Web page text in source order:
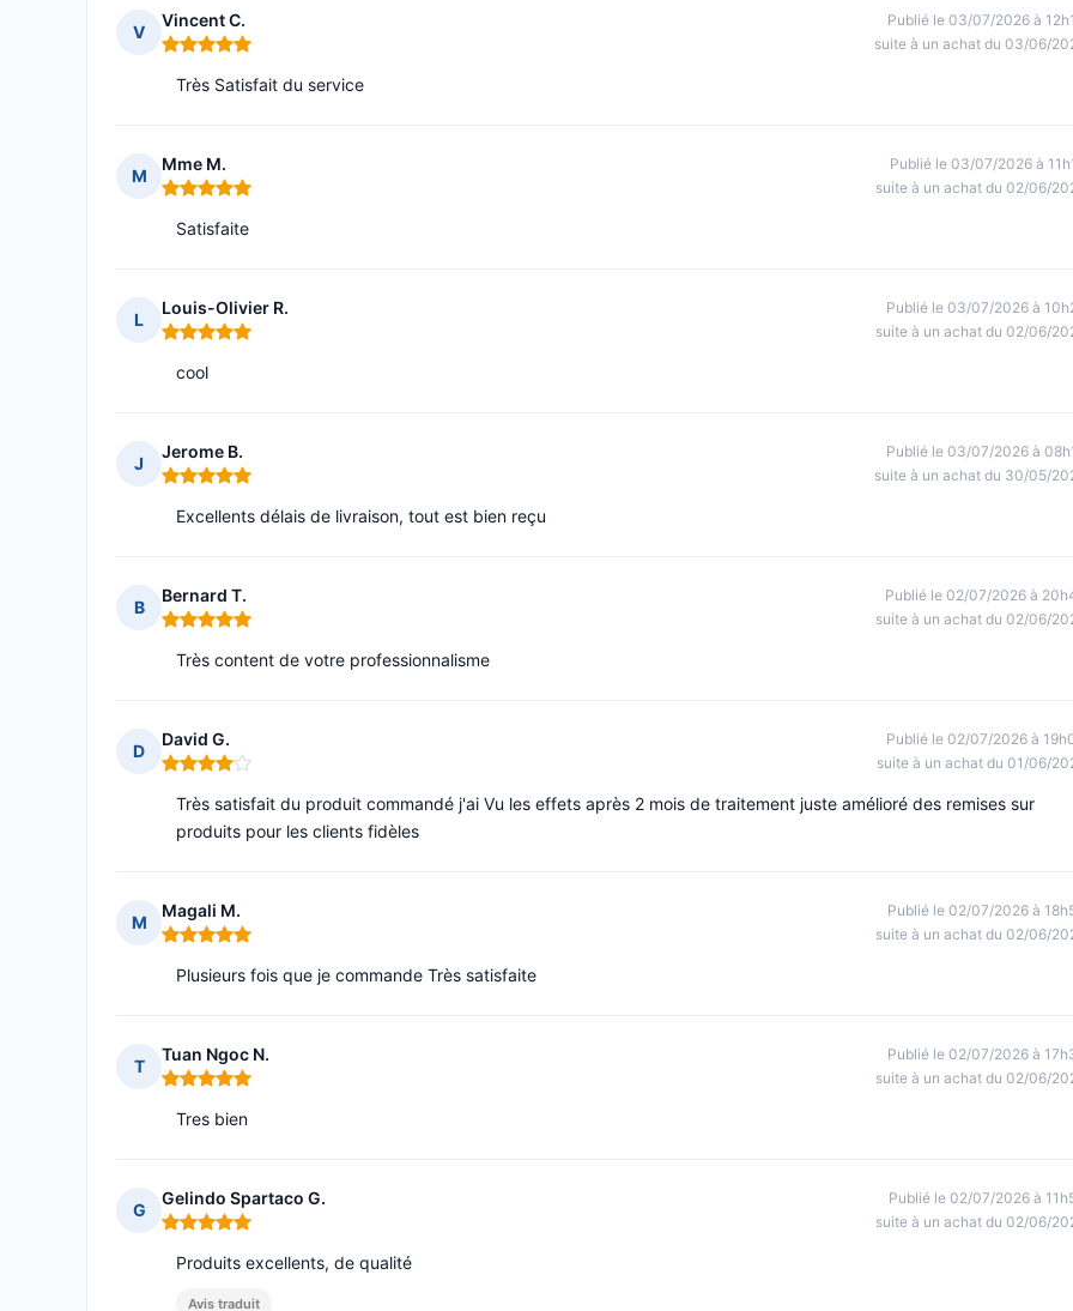
V
Vincent C.
Note : 5 sur 5
Publié le 03/07/2026 à
suite à un achat du 03/06/
Très Satisfait du service
M
Mme M.
Note : 5 sur 5
Publié le 03/07/2026 à
suite à un achat du 02/06/
Satisfaite
L
Louis-Olivier R.
Note : 5 sur 5
Publié le 03/07/2026 à
suite à un achat du 02/06/
cool
J
Jerome B.
Note : 5 sur 5
Publié le 03/07/2026 à
suite à un achat du 30/05/
Excellents délais de livraison, tout est bien reçu
B
Bernard T.
Note : 5 sur 5
Publié le 02/07/2026 à
suite à un achat du 02/06/
Très content de votre professionnalisme
D
David G.
Note : 4 sur 5
Publié le 02/07/2026 à
suite à un achat du 01/06/
Très satisfait du produit commandé j'ai Vu les effets après 2 mois de traitement juste amélioré des remises sur
produits pour les clients fidèles
M
Magali M.
Note : 5 sur 5
Publié le 02/07/2026 à
suite à un achat du 02/06/
Plusieurs fois que je commande Très satisfaite
T
Tuan Ngoc N.
Note : 5 sur 5
Publié le 02/07/2026 à
suite à un achat du 02/06/
Tres bien
G
Gelindo Spartaco G.
Note : 5 sur 5
Publié le 02/07/2026 à
suite à un achat du 02/06/
Produits excellents, de qualité
Avis traduit